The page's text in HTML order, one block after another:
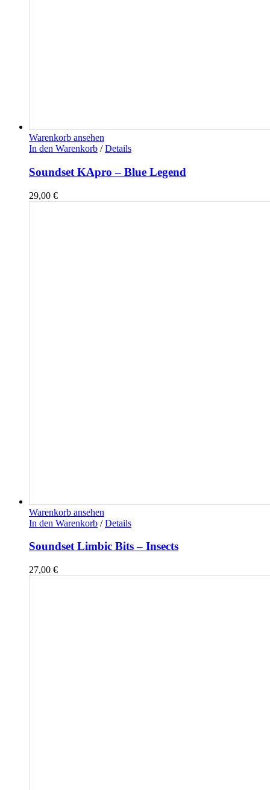
Warenkorb ansehen
In den Warenkorb / Details
Soundset KApro – Blue Legend
29,00 €
Warenkorb ansehen
In den Warenkorb / Details
Soundset Limbic Bits – Insects
27,00 €